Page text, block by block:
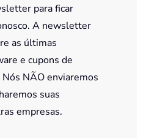
para ficar
A newsletter
as últimas
e cupons de
NÃO enviaremos
suas
empresas.